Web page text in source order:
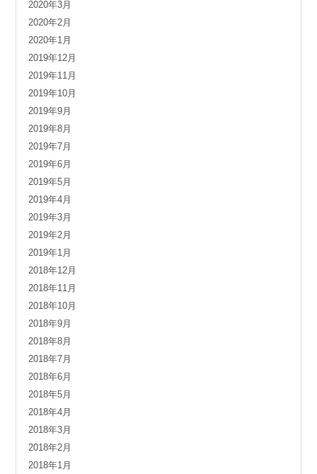
2020年3月
2020年2月
2020年1月
2019年12月
2019年11月
2019年10月
2019年9月
2019年8月
2019年7月
2019年6月
2019年5月
2019年4月
2019年3月
2019年2月
2019年1月
2018年12月
2018年11月
2018年10月
2018年9月
2018年8月
2018年7月
2018年6月
2018年5月
2018年4月
2018年3月
2018年2月
2018年1月